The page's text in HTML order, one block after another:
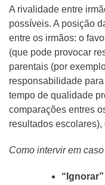
A rivalidade entre
possíveis. A posição
entre os irmãos: o
(que pode provocar
parentais (por
responsabilidade
tempo de qualidade
comparações entres
resultados escolares),
Como intervir em